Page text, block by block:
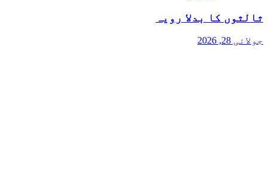
ثالثوں کا بدلا رویہ
جولائی 28, 2026